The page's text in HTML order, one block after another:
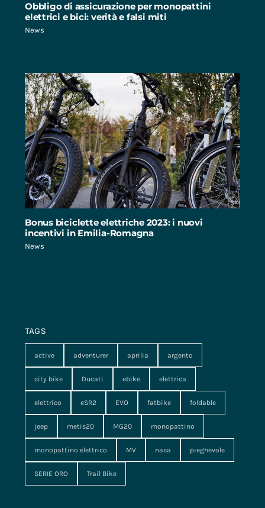
Obbligo di assicurazione per monopattini
elettrici e bici: verità e falsi miti
News
Bonus biciclette elettriche 2023: i nuovi
incentivi in Emilia-Romagna
News
TAGS
active adventurer aprilia argento
city bike Ducati ebike elettrica
elettrico eSR2 EVO fatbike foldable
jeep metis20 MG20 monopattino
monopattino elettrico MV nasa pieghevole
SERIE ORO Trail Bike